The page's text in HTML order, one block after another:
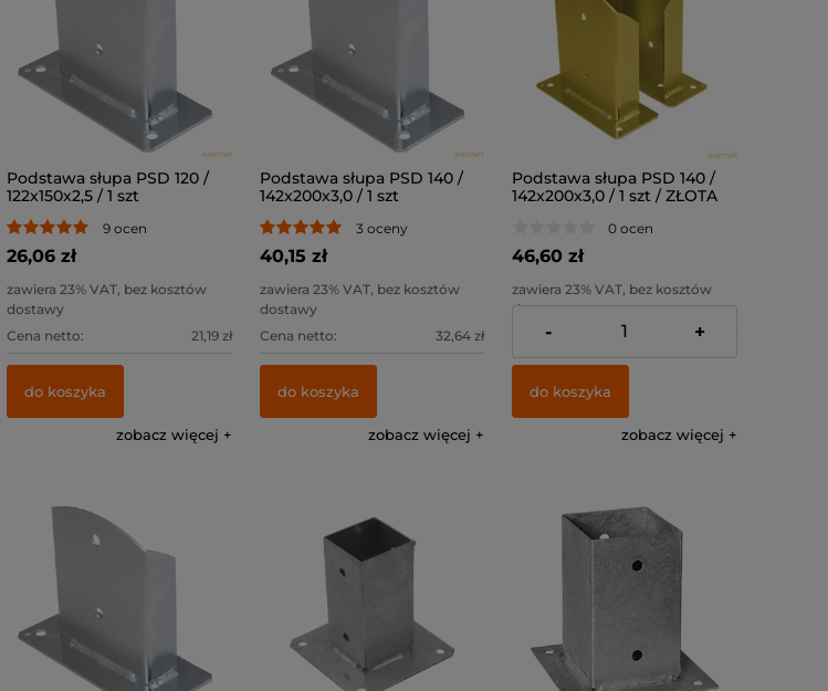
Podstawa słupa PSD 120 /
122x150x2,5 / 1 szt
9 ocen
26,06 zł
zawiera 23% VAT, bez kosztów
dostawy
Cena netto:
21,19 zł
do koszyka
zobacz więcej
Podstawa słupa PSD 140 /
142x200x3,0 / 1 szt
3 oceny
40,15 zł
zawiera 23% VAT, bez kosztów
dostawy
Cena netto:
32,64 zł
do koszyka
zobacz więcej
Podstawa słupa PSD 140 /
142x200x3,0 / 1 szt / ZŁOTA
0 ocen
46,60 zł
zawiera 23% VAT, bez kosztów
dostawy
Cena netto:
37,89 zł
- +
do koszyka
zobacz więcej